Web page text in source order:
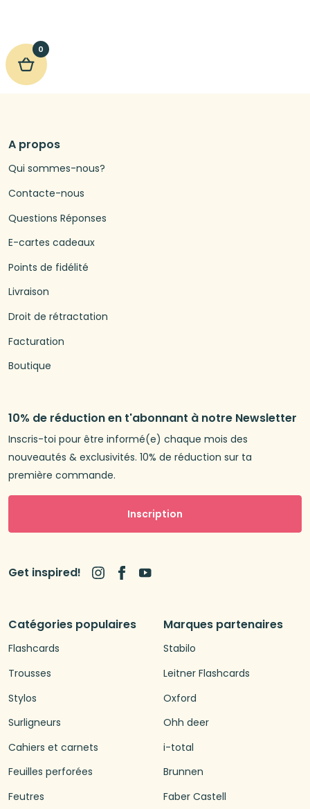
0
Catégories populaires
Flashcards
Trousses
Stylos
Surligneurs
Cahiers et carnets
Feuilles perforées
Feutres
Marques partenaires
Stabilo
Leitner Flashcards
Oxford
Ohh deer
i-total
Brunnen
Faber Castell
A propos
Qui sommes-nous?
Contacte-nous
Questions Réponses
E-cartes cadeaux
Points de fidélité
Livraison
Droit de rétractation
Facturation
Boutique
10% de réduction en t'abonnant à notre Newsletter
Inscris-toi pour être informé(e) chaque mois des
nouveautés & exclusivités. 10% de réduction sur ta
première commande.
Inscription
Get inspired!